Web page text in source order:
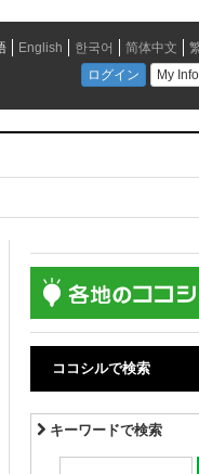
ココシルで検索
キーワードで検索